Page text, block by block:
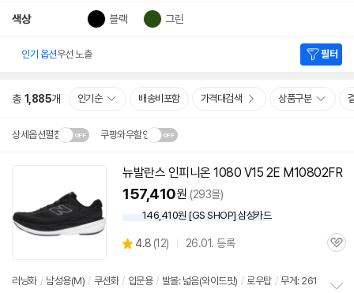
색상 블랙 그린
인기 옵션우선 노출 필터
총 1,885개 인기순 배송비포함 가격대검색 상품구분
상세옵션펼침 쿠팡와우할인
닫
기
뉴발란스 인피니온 1080 V15 2E M10802FR
157,410원 (293몰)
146,410원 [GS SHOP] 삼성카드
별
4.8 (상
리
12) 26.01. 등록
관
러닝화 / 남성용(M) / 쿠션화 / 입문용 / 발볼: 넓음(와이드핏) / 로우탑 / 무게: 261